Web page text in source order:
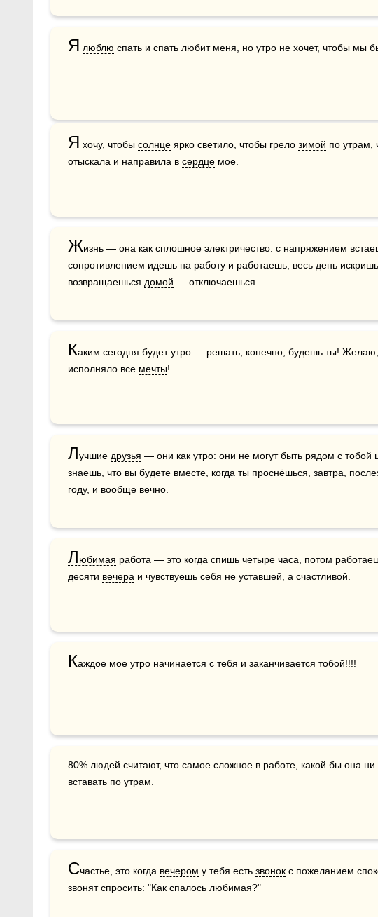
Я люблю спать и спать любит меня, но утро не хочет, чтобы мы
Я хочу, чтобы солнце ярко светило, чтобы грело зимой по утрам,
отыскала и направила в сердце мое.
Жизнь — она как сплошное электричество: с напряжением
сопротивлением идешь на работу и работаешь, весь день
возвращаешься домой — отключаешься…
Каким сегодня будет утро — решать, конечно, будешь ты!
исполняло все мечты!
Лучшие друзья — они как утро: они не могут быть рядом с тобой
знаешь, что вы будете вместе, когда ты проснёшься, завтра,
году, и вообще вечно.
Любимая работа — это когда спишь четыре часа, потом
десяти вечера и чувствуешь себя не уставшей, а счастливой.
Каждое мое утро начинается с тебя и заканчивается тобой!!!!
80% людей считают, что самое сложное в работе, какой бы она ни была — это просто
вставать по утрам.
Счастье, это когда вечером у тебя есть звонок с пожеланием
звонят спросить: "Как спалось любимая?"